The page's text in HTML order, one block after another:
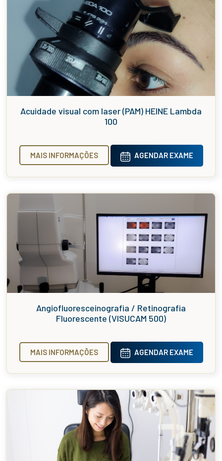
Acuidade visual com laser (PAM) HEINE Lambda
100
MAIS INFORMAÇÕES AGENDAR EXAME
Angiofluoresceinografia / Retinografia
Fluorescente (VISUCAM 500)
MAIS INFORMAÇÕES AGENDAR EXAME